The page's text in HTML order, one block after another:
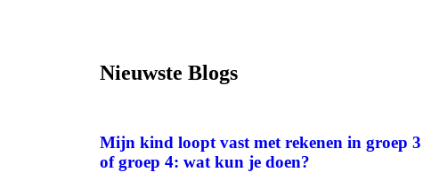
Nieuwste Blogs
Mijn kind loopt vast met rekenen in groep 3
of groep 4: wat kun je doen?